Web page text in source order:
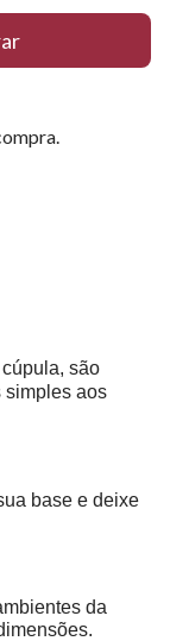
são
simples aos
base e deixe
da